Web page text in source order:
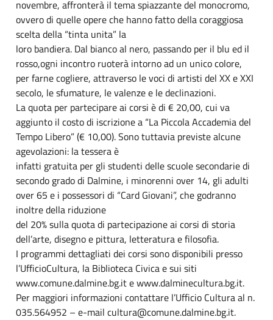
novembre, affronterà il tema spiazzante del monocromo,
ovvero di quelle opere che hanno fatto della coraggiosa
scelta della “tinta unita” la
loro bandiera. Dal bianco al nero, passando per il blu ed il
rosso,ogni incontro ruoterà intorno ad un unico colore,
per farne cogliere, attraverso le voci di artisti del XX e XXI
secolo, le sfumature, le valenze e le declinazioni.
La quota per partecipare ai corsi è di € 20,00, cui va
aggiunto il costo di iscrizione a “La Piccola Accademia del
Tempo Libero” (€ 10,00). Sono tuttavia previste alcune
agevolazioni: la tessera è
infatti gratuita per gli studenti delle scuole secondarie di
secondo grado di Dalmine, i minorenni over 14, gli adulti
over 65 e i possessori di “Card Giovani”, che godranno
inoltre della riduzione
del 20% sulla quota di partecipazione ai corsi di storia
dell’arte, disegno e pittura, letteratura e filosofia.
I programmi dettagliati dei corsi sono disponibili presso
l’UfficioCultura, la Biblioteca Civica e sui siti
www.comune.dalmine.bg.it e www.dalminecultura.bg.it.
Per maggiori informazioni contattare l’Ufficio Cultura al n.
035.564952 – e-mail cultura@comune.dalmine.bg.it.